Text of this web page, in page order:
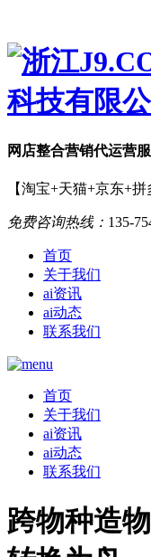
网店整合营销代运营
【淘宝+天猫+京东+拼
免费咨询热线： 135-
首页
关于我们
ai资讯
ai动态
联系我们
首页
关于我们
ai资讯
ai动态
联系我们
跨物种造